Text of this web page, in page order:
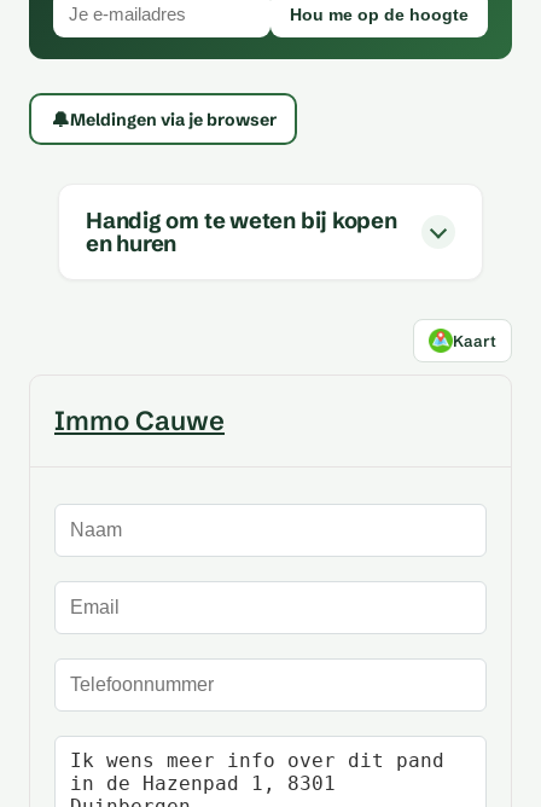
Hou me op de hoogte
🔔Meldingen via je browser
Handig om te weten bij kopen
en huren
Kaart
Immo Cauwe
Naam
E-mailadres
Telefoonnummer
Uw bericht